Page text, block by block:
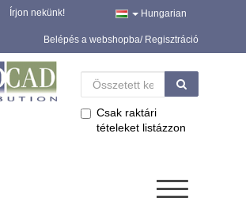
Írjon nekünk! Hungarian
Belépés a webshopba/ Regisztráció
Csak raktári
tételeket listázzon